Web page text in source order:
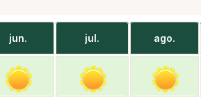
jun. jul. ago.